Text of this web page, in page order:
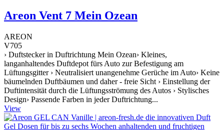
Areon Vent 7 Mein Ozean
AREON
V705
› Duftstecker in Duftrichtung Mein Ozean› Kleines,
langanhaltendes Duftdepot fürs Auto zur Befestigung am
Lüftungsgitter › Neutralisiert unangenehme Gerüche im Auto› Keine
bäumelnden Duftbäumen und daher - freie Sicht › Einstellung der
Duftintensität durch die Lüftungsströmung des Autos › Stylisches
Design› Passende Farben in jeder Duftrichtung...
View